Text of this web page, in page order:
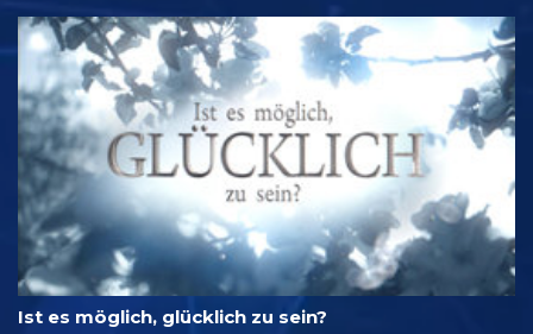
Ist es möglich, glücklich zu sein?